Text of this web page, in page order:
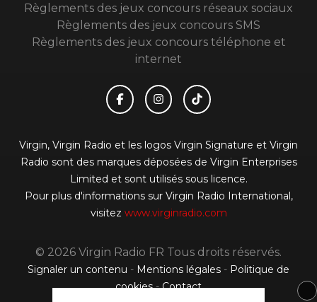
Règlements des jeux concours réseaux sociaux
Règlements des jeux concours SMS
Règlements des jeux concours téléphone et
internet
Virgin, Virgin Radio et les logos Virgin Signature et Virgin
Radio sont des marques déposées de Virgin Enterprises
Limited et sont utilisés sous licence.
Pour plus d'informations sur Virgin Radio International,
visitez www.virginradio.com
© 2026 Virgin Radio FR Tous droits réservés.
Signaler un contenu - Mentions légales - Politique de
cookies-Contact